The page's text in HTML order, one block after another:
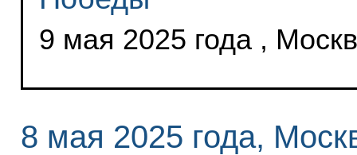
9 мая 2025 года ,
8 мая 2025 года,